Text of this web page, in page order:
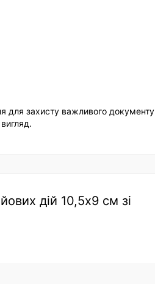
для захисту важливого документу
дій 10,5х9 см зі